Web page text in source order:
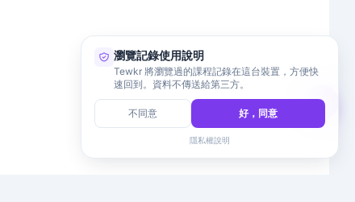
瀏覽記錄使用說明
Tewkr 將瀏覽過的課程記錄在這台裝置，方便快
速回到。資料不傳送給第三方。
不同意 好，同意
隱私權說明